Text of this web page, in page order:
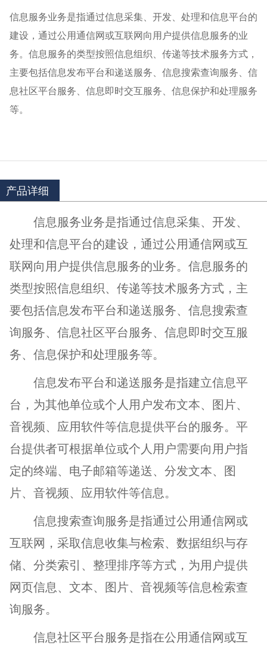
信息服务业务是指通过信息采集、开发、处理和信息平台的
建设，通过公用通信网或互联网向用户提供信息服务的业
务。信息服务的类型按照信息组织、传递等技术服务方式，
主要包括信息发布平台和递送服务、信息搜索查询服务、信
息社区平台服务、信息即时交互服务、信息保护和处理服务
等。
产品详细
信息服务业务是指通过信息采集、开发、
处理和信息平台的建设，通过公用通信网或互
联网向用户提供信息服务的业务。信息服务的
类型按照信息组织、传递等技术服务方式，主
要包括信息发布平台和递送服务、信息搜索查
询服务、信息社区平台服务、信息即时交互服
务、信息保护和处理服务等。
信息发布平台和递送服务是指建立信息平
台，为其他单位或个人用户发布文本、图片、
音视频、应用软件等信息提供平台的服务。平
台提供者可根据单位或个人用户需要向用户指
定的终端、电子邮箱等递送、分发文本、图
片、音视频、应用软件等信息。
信息搜索查询服务是指通过公用通信网或
互联网，采取信息收集与检索、数据组织与存
储、分类索引、整理排序等方式，为用户提供
网页信息、文本、图片、音视频等信息检索查
询服务。
信息社区平台服务是指在公用通信网或互